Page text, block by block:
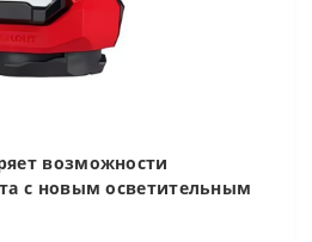
возможности
с новым осветительным